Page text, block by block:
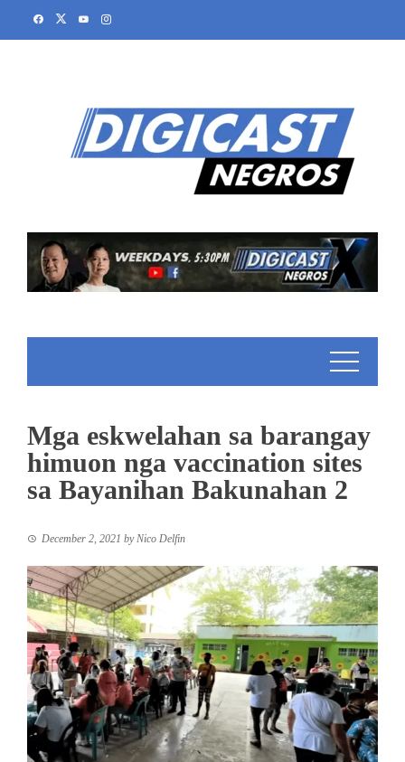
Mga eskwelahan sa barangay
himuon nga vaccination sites
sa Bayanihan Bakunahan 2
December 2, 2021 by Nico Delfin